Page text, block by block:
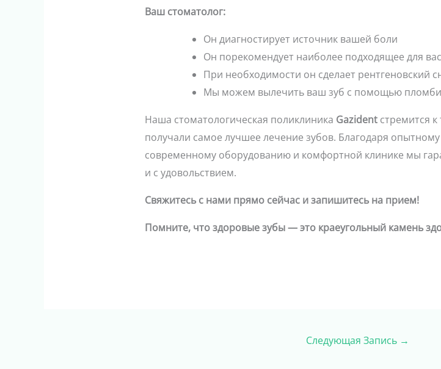
Ваш стоматолог:
Он диагностирует источник вашей боли
Он порекомендует наиболее подходящее для
При необходимости он сделает рентгеновский
Мы можем вылечить ваш зуб с помощью
Наша стоматологическая поликлиника Gazidentстремится к
получали самое лучшее лечение зубов. Благодаря
современному оборудованию и комфортной клинике мы
и с удовольствием.
Свяжитесь с нами прямо сейчас и запишитесь на прием!
Помните, что здоровые зубы — это краеугольный камень
Следующая Запись →